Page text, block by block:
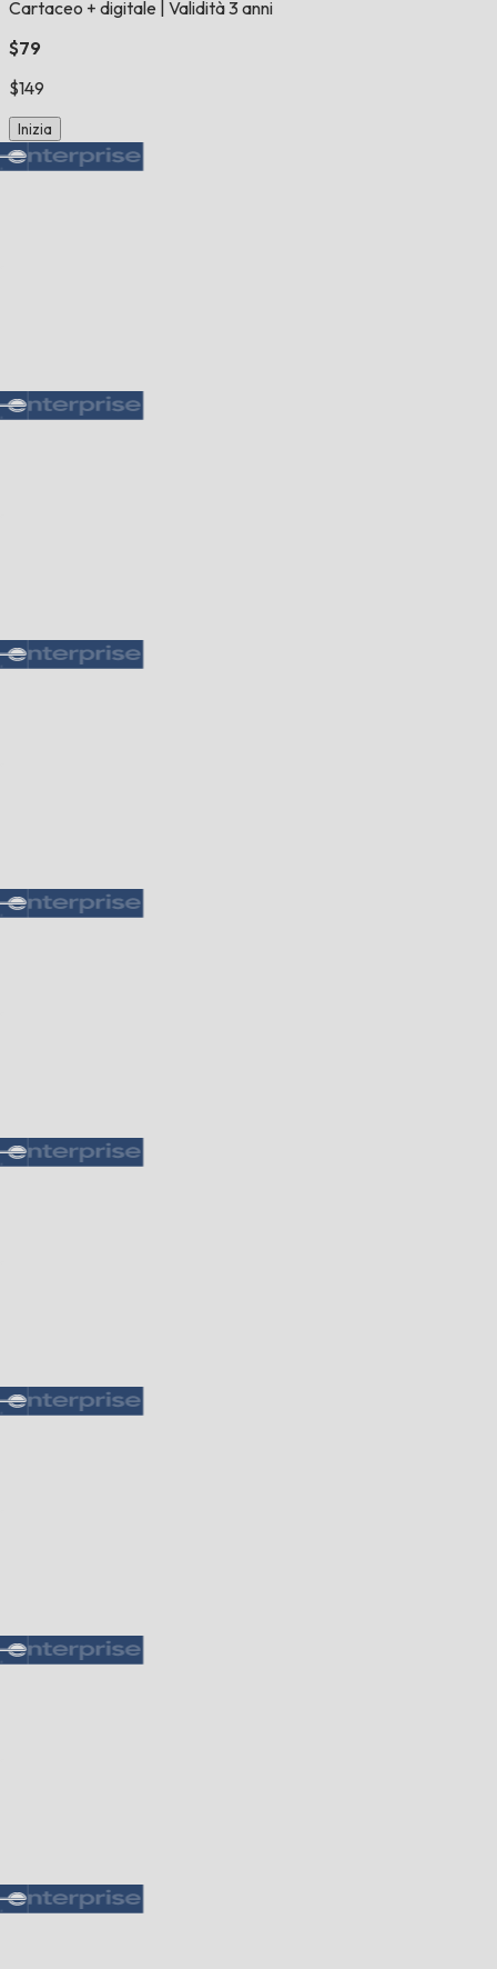
Cartaceo + digitale Validità 3 anni
$79
$149
Inizia